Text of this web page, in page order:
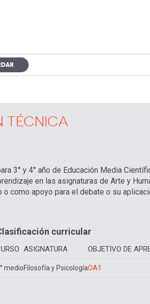
TÉCNICA
3° y 4° año de Educación Media
en las asignaturas de Arte y
como apoyo para el debate o su
curricular
ASIGNATURA OBJETIVO DE
medioFilosofía y PsicologíaOA1